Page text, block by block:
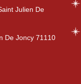
Julien De
De Joncy 71110